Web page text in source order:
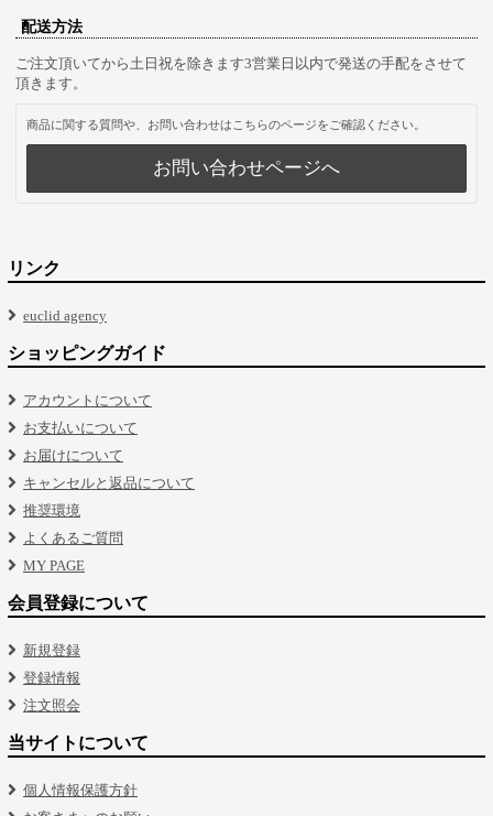
配送方法
ご注文頂いてから土日祝を除きます3営業日以内で発送の手配をさせて
頂きます。
商品に関する質問や、お問い合わせはこちらのページをご確認ください。
お問い合わせページへ
リンク
euclid agency
ショッピングガイド
アカウントについて
お支払いについて
お届けについて
キャンセルと返品について
推奨環境
よくあるご質問
MY PAGE
会員登録について
新規登録
登録情報
注文照会
当サイトについて
個人情報保護方針